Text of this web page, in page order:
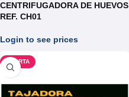
CENTRIFUGADORA DE HUEVOS
REF. CH01
Login to see prices
OFERTA